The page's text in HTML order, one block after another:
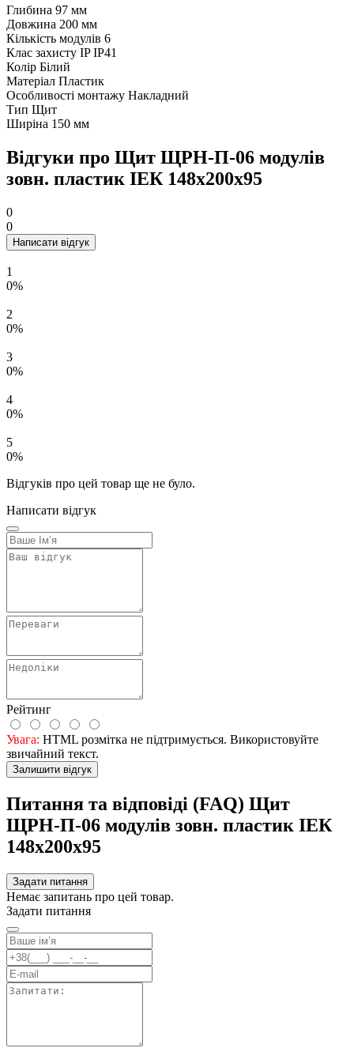
Глибина 97 мм
Довжина 200 мм
Кількість модулів 6
Клас захисту IP IP41
Колір Білий
Матеріал Пластик
Особливості монтажу Накладний
Тип Щит
Ширіна 150 мм
Відгуки про Щит ЩРН-П-06 модулів
зовн. пластик ІЕК 148х200х95
0
0
Написати відгук
1
0%
2
0%
3
0%
4
0%
5
0%
Відгуків про цей товар ще не було.
Написати відгук
Рейтинг
Увага: HTML розмітка не підтримується. Використовуйте
звичайний текст.
Залишити відгук
Питання та відповіді (FAQ) Щит
ЩРН-П-06 модулів зовн. пластик ІЕК
148х200х95
Задати питання
Немає запитань про цей товар.
Задати питання